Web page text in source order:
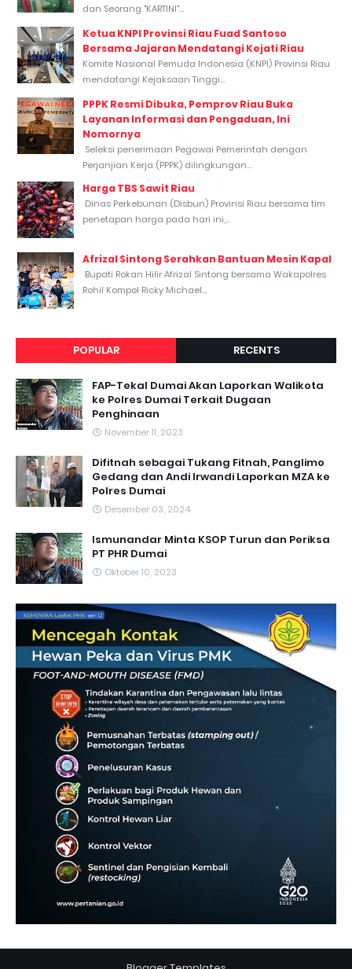
dan Seorang "KARTINI"...
Ketua KNPI Provinsi Riau Fuad Santoso
Bersama Jajaran Mendatangi Kejati Riau
Komite Nasional Pemuda Indonesia (KNPI) Provinsi Riau
mendatangi Kejaksaan Tinggi...
PPPK Resmi Dibuka, Pemprov Riau Buka
Layanan Informasi dan Pengaduan, Ini
Nomornya
Seleksi penerimaan Pegawai Pemerintah dengan
Perjanjian Kerja (PPPK) dilingkungan...
Harga TBS Sawit Riau
Dinas Perkebunan (Disbun) Provinsi Riau bersama tim
penetapan harga pada hari ini,...
Afrizal Sintong Serahkan Bantuan Mesin Kapal
Bupati Rokan Hilir Afrizal Sintong bersama Wakapolres
Rohil Kompol Ricky Michael...
POPULAR RECENTS
FAP-Tekal Dumai Akan Laporkan Walikota
ke Polres Dumai Terkait Dugaan
Penghinaan
November 11, 2023
Difitnah sebagai Tukang Fitnah, Panglimo
Gedang dan Andi Irwandi Laporkan MZA ke
Polres Dumai
Desember 03, 2024
Ismunandar Minta KSOP Turun dan Periksa
PT PHR Dumai
Oktober 10, 2023